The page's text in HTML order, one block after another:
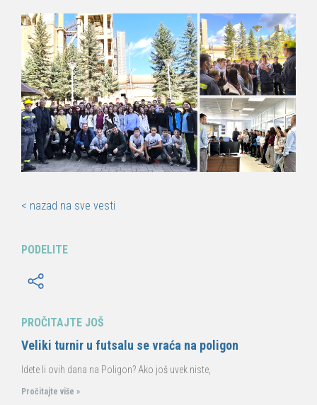
< nazad na sve vesti
PODELITE
PROČITAJTE JOŠ
Veliki turnir u futsalu se vraća na poligon
Idete li ovih dana na Poligon? Ako još uvek niste,
Pročitajte više »